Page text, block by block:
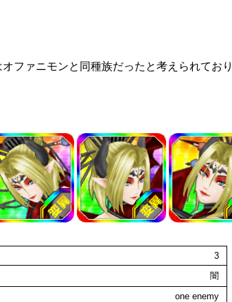
ファニモンと同種族だったと考えられてお
3
闇
one enemy